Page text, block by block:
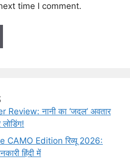
time I comment.
नानी का ‘जदल’ अवतार
CAMO Edition रिव्यू 2026:
हिंदी में